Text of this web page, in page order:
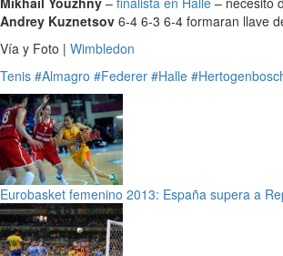
Andrey Kuznetsov 6-4 6-3 6-4 formaran llave
Vía y Foto | Wimbledon
Tenis #Almagro #Federer #Halle
Eurobasket femenino 2013: España supera a